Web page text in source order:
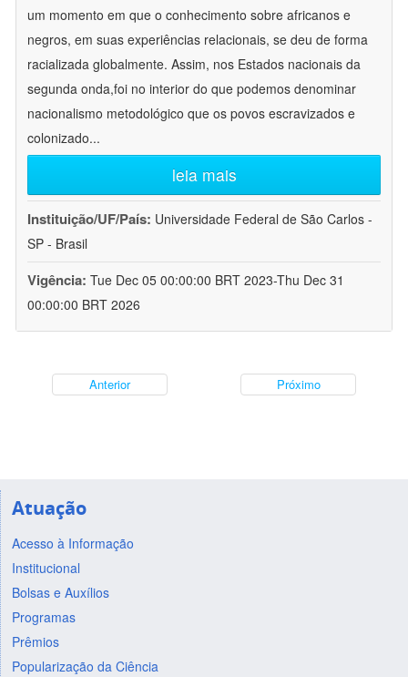
um momento em que o conhecimento sobre africanos e
negros, em suas experiências relacionais, se deu de forma
racializada globalmente. Assim, nos Estados nacionais da
segunda onda,foi no interior do que podemos denominar
nacionalismo metodológico que os povos escravizados e
colonizado...
leia mais
Instituição/UF/País: Universidade Federal de São Carlos -
SP - Brasil
Vigência: Tue Dec 05 00:00:00 BRT 2023-Thu Dec 31
00:00:00 BRT 2026
Anterior Próximo
Atuação
Acesso à Informação
Institucional
Bolsas e Auxílios
Programas
Prêmios
Popularização da Ciência